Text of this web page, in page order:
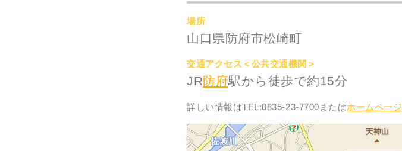
場所
山口県防府市松崎町
交通アクセス＜公共交通機関＞
JR防府駅から徒歩で約15分
詳しい情報はTEL:0835-23-7700またはホームページ